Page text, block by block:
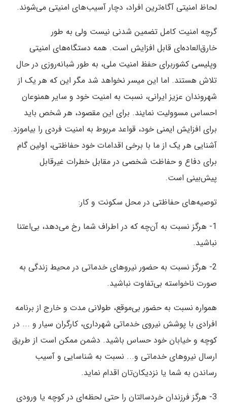
لحاظ امنیتی آگاه‌ترین افراد، دچار آسیب‌های امنیتی می‌شوند.
گرچه امنیت کامل تضمین شدنی نیست ولی به طور
خارق‌العاده‌ای قابل افزایش است. همه دستگاه‌های امنیتی
وپلیسی کشوربرای حفظ امنیت ملی، به طور شبانه‌روزی در حال
تلاش هستند. اما این میسر نخواهد شد مگر این که هر یک از
شهروندان عزیز ایرانی، نسبت به امنیت خود و سایر همنوعان
احساس مسوولیت نمایند. برای این مقصود، هر شخص باید
برای افزایش ایمنی خود، قواعد مربوط به امنیت فردی را بیاموزد.
آشنایی هر یک از ما با برخی اقدامات خود حفاظتی، اولین گام
برای دفاع و حفاظت شخصی در مقابل خطرات غیرقابل
پیش‌بینی است.
توصیه‌های حفاظتی در محل سکونت و کار:
1- هرگز نسبت به آن‌چه که در اطراف شما رخ می‌دهد، بی‌اعتنا
نباشید.
2- هرگز نسبت به حضور نیروهای خدماتی در محیط زندگی به‏
صورت ناخواسته بی‌تفاوت نباشید.
همواره نسبت به حضور بی‌موقع، طولانی مدت و خارج از برنامه
افرادی با پوشش نیروی خدماتی شهرداری، کارگران سیار و ... در
کوچه و خیابان خود حساس باشید. دشمن ممکن است از طریق
ارسال نیروهای خدماتی و‏... نسبت به شناسایی و آسیب
رساندن به شما یا نزدیکان‌تان اقدام نماید.
3- هرگز فرزندان خردسالتان را حتی لحظه‌ای در کوچه یا ورودی